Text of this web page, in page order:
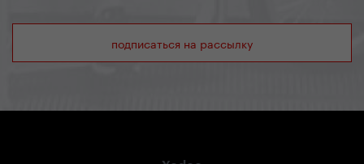
подписаться на рассылку